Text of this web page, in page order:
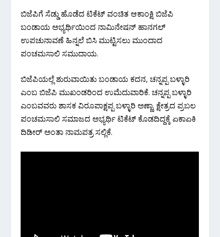
ಬಿಜೆಪಿಗೆ ಸೆಡ್ಡು ಹೊಡೆದ ಟಿಕೆಟ್ ವಂಚಿತ ಆಕಾಂಕ್ಷಿ ಬಿಜೆಪಿ
ಬಂಡಾಯ ಅಭ್ಯರ್ಥಿಯಿಂದ ನಾಮಿನೇಷನ್ ಹಾನಗಲ್
ಉಪಚುನಾವಣೆ ಹಿನ್ನಲೆ ಬಿಸಿ ಮುಟ್ಟಿಸಲು ಮುಂದಾದ
ಪಂಚಮಸಾಲಿ ಸಮುದಾಯ.
ಬಿಜೆಪಿಯಲ್ಲೆ ಶುರುವಾಯಿತು ಬಂಡಾಯ ಕದನ, ಚನ್ನಪ್ಪ ಬಳ್ಳಾರಿ
ಎಂಬ ಬಿಜೆಪಿ ಮುಖಂಡರಿಂದ ಉಮೆದುವಾರಿಕೆ. ಚನ್ನಪ್ಪ ಬಳ್ಳಾರಿ
ಎಂಬವವರು ಶಾಸಕ ವಿರೂಪಾಕ್ಷಪ್ಪ ಬಳ್ಳಾರಿ ಅಣ್ಣಾ. ಕ್ಷೇತ್ರದ ಪ್ರಬಲ
ಪಂಚಮಸಾಲಿ ಸಮಾಜದ ಅಭ್ಯರ್ಥಿ ಟಿಕೆಟ್ ಕೊಡದಿದ್ದಕ್ಕೆ ಏಕಾಏಕಿ
ದಿಡೀರ್ ಅಂತಾ ನಾಮಪತ್ರ ಸಲ್ಲಿಕೆ.